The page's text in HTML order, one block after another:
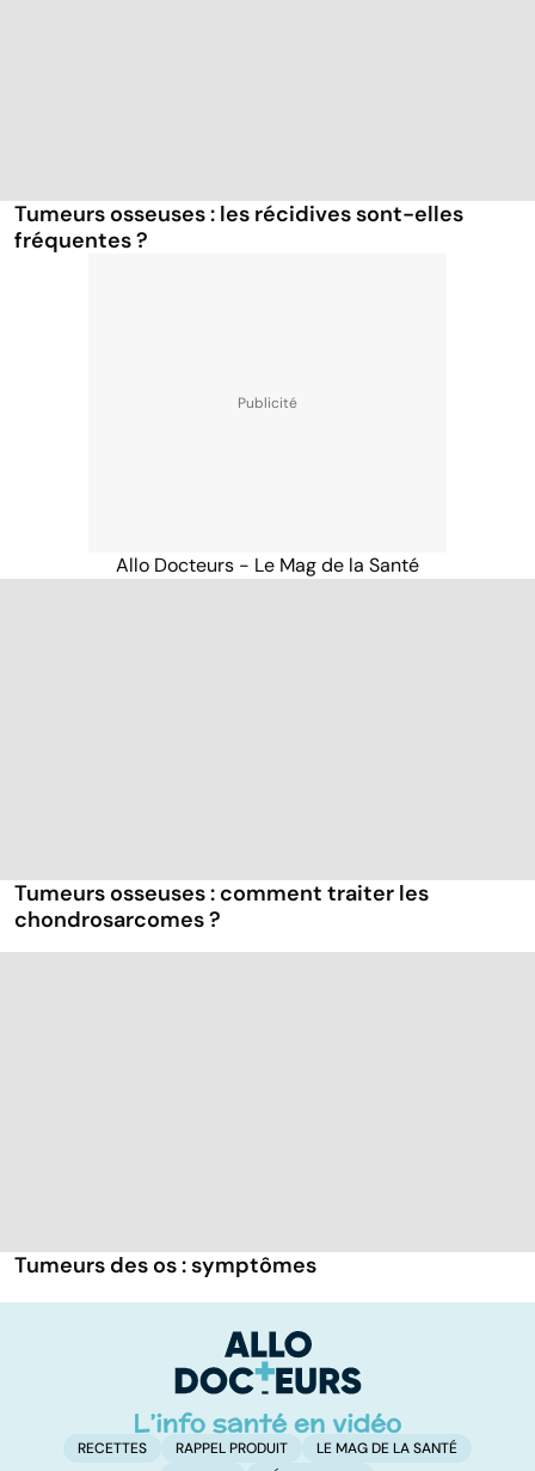
Tumeurs osseuses : les récidives sont-elles
fréquentes ?
Allo Docteurs - Le Mag de la Santé
Tumeurs osseuses : comment traiter les
chondrosarcomes ?
Tumeurs des os : symptômes
RECETTES RAPPEL PRODUIT
LE MAG DE LA SANTÉ